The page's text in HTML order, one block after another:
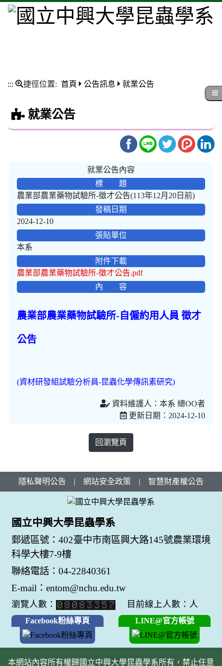
::: 捷徑位置: 首頁 公告訊息 就業公告
就業公告
就業公告內容
標 題
農業部農業藥物試驗所-徵才公告(113年12月20日前)
發稿日期
2024-12-10
張貼單位
本系
附件下載
農業部農業藥物試驗所-徵才公告.pdf
內 容
農業部農業藥物試驗所-自僱約用人員 徵才
公告
(資材研發組試驗分析員-昆蟲化學傳訊素研究)
資料維護人：本系 總OO者
更新日期：2024-12-10
回瀏覽頁
隱私聲明公告 | 網站安全政策 | 智慧財產權公告
國立中興大學昆蟲學系
郵遞區號：402臺中市南區興大路145號農業環境
科學大樓7-9樓
聯絡電話：04-22840361
E-mail：entom@nchu.edu.tw
瀏覽人數： 目前線上人數：人
Facebook粉絲專頁 LINE@官方帳號
本網站內容所有權歸國立中興大學昆蟲學系所有，禁止任意